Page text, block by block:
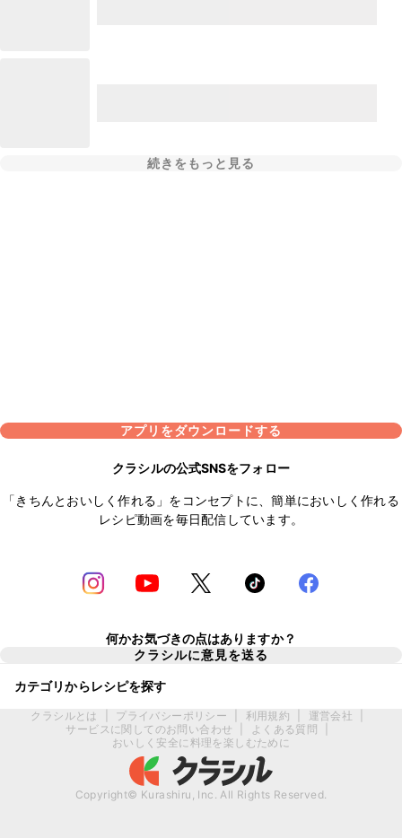
続きをもっと見る
アプリをダウンロードする
クラシルの公式SNSをフォロー
「きちんとおいしく作れる」をコンセプトに、簡単においしく作れる
レシピ動画を毎日配信しています。
何かお気づきの点はありますか？
クラシルに意見を送る
カテゴリからレシピを探す
クラシルとは プライバシーポリシー 利用規約 運営会社
サービスに関してのお問い合わせ
よくある質問
おいしく安全に料理を楽しむために
Copyright© Kurashiru, Inc. All Rights Reserved.